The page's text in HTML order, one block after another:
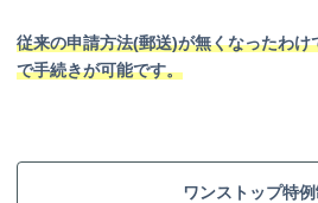
従来の申請方法(郵送)が無くなったわ
で手続きが可能です。
ワンストップ特